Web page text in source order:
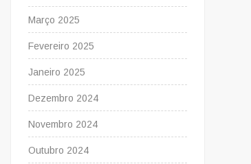
Março 2025
Fevereiro 2025
Janeiro 2025
Dezembro 2024
Novembro 2024
Outubro 2024